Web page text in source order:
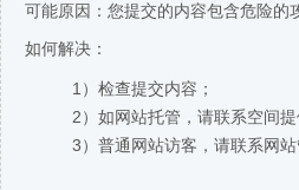
可能原因：您提交的内容包含危险的
如何解决：
1）检查提交内容；
2）如网站托管，请联系空间提
3）普通网站访客，请联系网站